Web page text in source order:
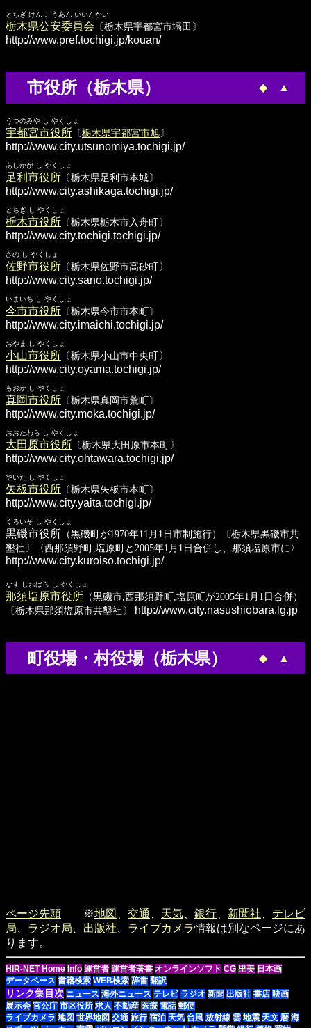
とちぎ けん こうあん いいんかい
栃木県公安委員会 〔栃木県宇都宮市塙田〕
http://www.pref.tochigi.jp/kouan/
市役所（栃木県） ◆ ▲
うつのみや し やくしょ
宇都宮市役所 〔栃木県宇都宮市旭〕
http://www.city.utsunomiya.tochigi.jp/
あしかが し やくしょ
足利市役所 〔栃木県足利市本城〕
http://www.city.ashikaga.tochigi.jp/
とちぎ し やくしょ
栃木市役所 〔栃木県栃木市入舟町〕
http://www.city.tochigi.tochigi.jp/
さの し やくしょ
佐野市役所 〔栃木県佐野市高砂町〕
http://www.city.sano.tochigi.jp/
いまいち し やくしょ
今市市役所 〔栃木県今市市本町〕
http://www.city.imaichi.tochigi.jp/
おやま し やくしょ
小山市役所 〔栃木県小山市中央町〕
http://www.city.oyama.tochigi.jp/
もおか し やくしょ
真岡市役所 〔栃木県真岡市荒町〕
http://www.city.moka.tochigi.jp/
おおたわら し やくしょ
大田原市役所 〔栃木県大田原市本町〕
http://www.city.ohtawara.tochigi.jp/
やいた し やくしょ
矢板市役所 〔栃木県矢板市本町〕
http://www.city.yaita.tochigi.jp/
くろいそ し やくしょ
黒磯市役所 （黒磯町が1970年11月1日市制施行）〔栃木県黒磯市共
墾社〕〈西那須野町,塩原町と2005年1月1日合併し、那須塩原市に〉
http://www.city.kuroiso.tochigi.jp/
なす しおばら し やくしょ
那須塩原市役所 （黒磯市,西那須野町,塩原町が2005年1月1日合併）
〔栃木県那須塩原市共墾社〕
http://www.city.nasushiobara.lg.jp
町役場・村役場（栃木県） ◆ ▲
ページ先頭 ※地図 交通 天気 銀行 新聞社
テレビ
局
ラジオ局 出版社 ライブカメラ情報は別なページにあ
ります。
HIR-NET Home Info 運営者 運営者著書 オンラインソフト CG 里美 日本画
データベース 書籍検索 WEB検索 辞書 翻訳
リンク集目次 ニュース 海外ニュース テレビ ラジオ 新聞 出版社 書店 映画
展示会 官公庁 市区役所 求人 不動産 医療 電話 郵便
ライブカメラ 地図 世界地図 交通 旅行 宿泊 天気 台風 放射線 雲 地震 天文 暦 海